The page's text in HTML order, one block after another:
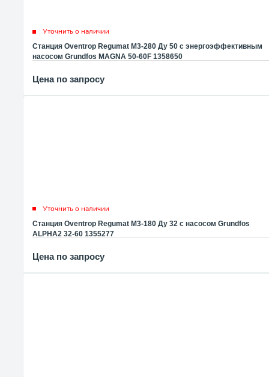
Уточнить о наличии
Станция Oventrop Regumat M3-280 Ду 50 с энергоэффективным
насосом Grundfos MAGNA 50-60F 1358650
Цена по запросу
Уточнить о наличии
Станция Oventrop Regumat M3-180 Ду 32 с насосом Grundfos
ALPHA2 32-60 1355277
Цена по запросу